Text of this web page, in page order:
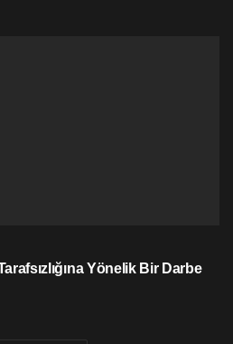
Yönelik Bir Darbe